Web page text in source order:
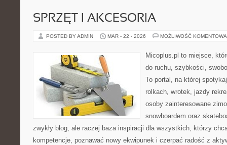
SPRZĘT I AKCESORIA
POSTED BY ADMIN MAR - 22 - 2026 MOŻLIWOŚĆ
Micoplus.pl to miejsce,
do ruchu, szybkości,
To portal, na której
rolkach, wrotek, jazdy
osoby zainteresowane
snowboardem oraz
zwykły blog, ale raczej baza inspiracji dla wszystkich, którzy
kompetencje, poznawać nowy ekwipunek i czerpać radość z